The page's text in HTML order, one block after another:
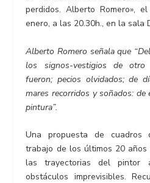
perdidos. Alberto Romero»,
enero, a las 20.30h., en la sala
Alberto Romero señala que
los signos-vestigios de otro
fueron; pecios olvidados; de
mares recorridos y soñados:
pintura”.
Una propuesta de cuadros
trabajo de los últimos 20
las trayectorias del pintor
obstáculos imprevisibles.